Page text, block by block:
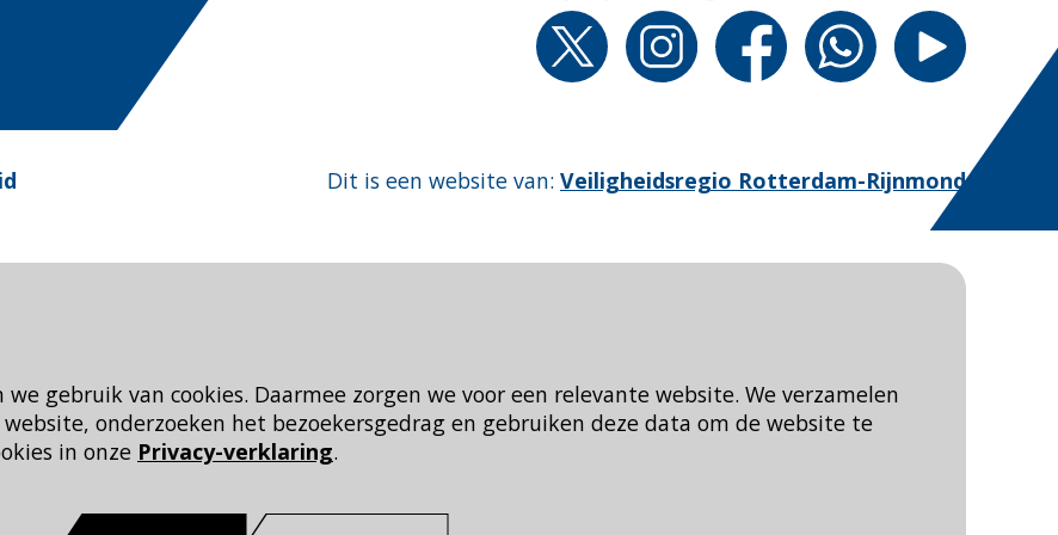
gebruik van cookies. Daarmee zorgen we voor een relevante website. We verzamelen
onderzoeken het bezoekersgedrag en gebruiken deze data om de website te
in onze Privacy-verklaring.
Dit is een website van: Veiligheidsregio Rotterdam-Rijnmond